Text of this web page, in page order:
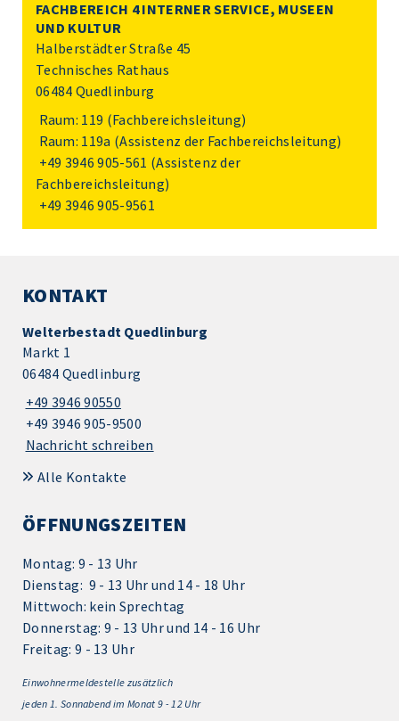
FACHBEREICH 4 INTERNER SERVICE, MUSEEN
UND KULTUR
Halberstädter Straße 45
Technisches Rathaus
06484 Quedlinburg
Raum: 119 (Fachbereichsleitung)
Raum: 119a (Assistenz der Fachbereichsleitung)
+49 3946 905-561 (Assistenz der
Fachbereichsleitung)
+49 3946 905-9561
KONTAKT
Welterbestadt Quedlinburg
Markt 1
06484 Quedlinburg
+49 3946 90550
+49 3946 905-9500
Nachricht schreiben
Alle Kontakte
ÖFFNUNGSZEITEN
Montag: 9 - 13 Uhr
Dienstag: 9 - 13 Uhr und 14 - 18 Uhr
Mittwoch: kein Sprechtag
Donnerstag: 9 - 13 Uhr und 14 - 16 Uhr
Freitag: 9 - 13 Uhr
Einwohnermeldestelle zusätzlich
jeden 1. Sonnabend im Monat 9 - 12 Uhr